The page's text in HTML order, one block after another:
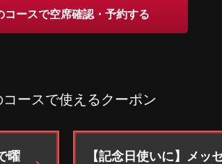
コースで空席確認・予約する
コースで使えるクーポン
曜
【記念日使いに】メッ